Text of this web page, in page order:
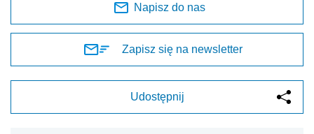
Napisz do nas
Zapisz się na newsletter
Udostępnij